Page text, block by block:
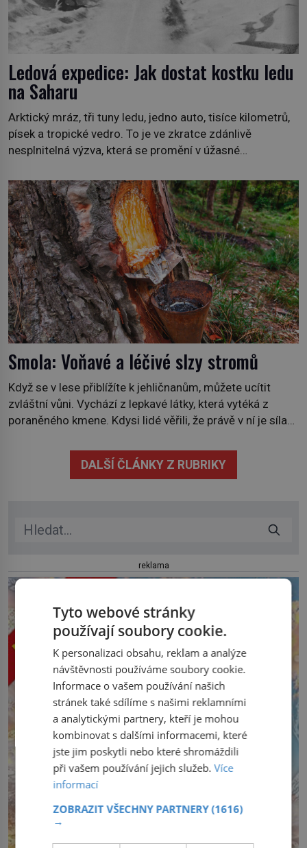
Ledová expedice: Jak dostat kostku ledu
na Saharu
Arktický mráz, tři tuny ledu, jedno auto, tisíce kilometrů,
písek a tropické vedro. To je ve zkratce zdánlivě
nesplnitelná výzva, která se promění v úžasné
na podzim 1958 jako hec. Rádio Luxembourg přichází s
neobvyklou výzvou. Tomu, kdo dokáže dopravit ze
severního polárního kruhu na […]
Smola: Voňavé a léčivé slzy stromů
Když se v lese přiblížíte k jehličnanům, můžete ucítit
zvláštní vůni. Vychází z lepkavé látky, která vytéká z
poraněného kmene. Kdysi lidé věřili, že právě v ní je síla
lidstvo pracovalo. Chrání strom před infekcí, hmyzem a
vysycháním. Dá se říct, že je to přírodní […]
DALŠÍ ČLÁNKY Z RUBRIKY
reklama
Tyto webové stránky
používají soubory cookie.
K personalizaci obsahu, reklam a analýze
návštěvnosti používáme soubory cookie.
Informace o vašem používání našich
stránek také sdílíme s našimi reklamními
a analytickými partnery, kteří je mohou
kombinovat s dalšími informacemi, které
jste jim poskytli nebo které shromáždili
při vašem používání jejich služeb.Více
informací
ZOBRAZIT VŠECHNY PARTNERY(1616)
→